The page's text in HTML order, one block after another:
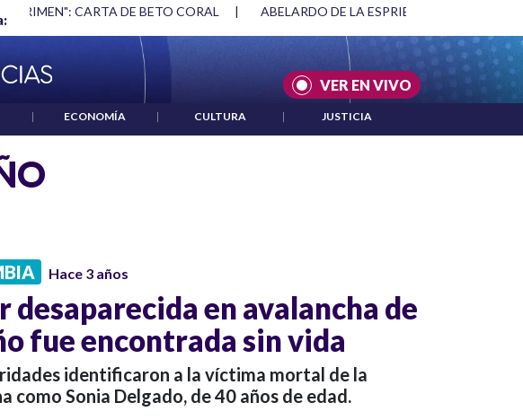
CRIMEN": CARTA DE BETO CORAL | ABELARDO DE LA ESPRIELLA Y DMG
VER EN VIVO
| ECONOMÍA | CULTURA | JUSTICIA
Hace 3 años
desaparecida en avalancha de
fue encontrada sin vida
identificaron a la víctima mortal de la
como Sonia Delgado, de 40 años de edad.